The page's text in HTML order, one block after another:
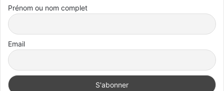
Prénom ou nom complet
Email